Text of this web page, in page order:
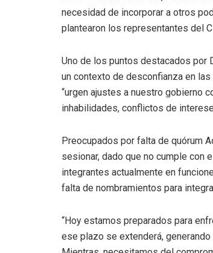
necesidad de incorporar a otros
plantearon los representantes del
Uno de los puntos destacados por
un contexto de desconfianza en
“urgen ajustes a nuestro gobierno
inhabilidades, conflictos de
Preocupados por falta de quórum
sesionar, dado que no cumple con
integrantes actualmente en
falta de nombramientos para
“Hoy estamos preparados para
ese plazo se extenderá, generando